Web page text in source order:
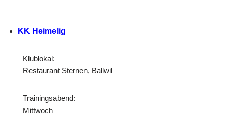
KK Heimelig
Klublokal:
Restaurant Sternen, Ballwil
Trainingsabend:
Mittwoch